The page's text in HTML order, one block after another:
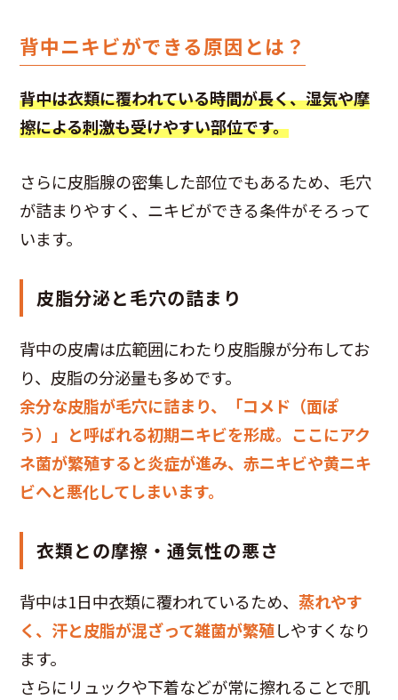
背中ニキビができる原因とは？
背中は衣類に覆われている時間が長く、湿気や摩
擦による刺激も受けやすい部位です。
さらに皮脂腺の密集した部位でもあるため、毛穴
が詰まりやすく、ニキビができる条件がそろって
います。
皮脂分泌と毛穴の詰まり
背中の皮膚は広範囲にわたり皮脂腺が分布してお
り、皮脂の分泌量も多めです。
余分な皮脂が毛穴に詰まり、「コメド（面ぽ
う）」と呼ばれる初期ニキビを形成。ここにアク
ネ菌が繁殖すると炎症が進み、赤ニキビや黄ニキ
ビへと悪化してしまいます。
衣類との摩擦・通気性の悪さ
背中は1日中衣類に覆われているため、蒸れやす
く、汗と皮脂が混ざって雑菌が繁殖しやすくなり
ます。
さらにリュックや下着などが常に擦れることで肌